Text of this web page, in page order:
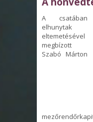
A csatában
elhunytak
eltemetésével
megbízott
Szabó Márton